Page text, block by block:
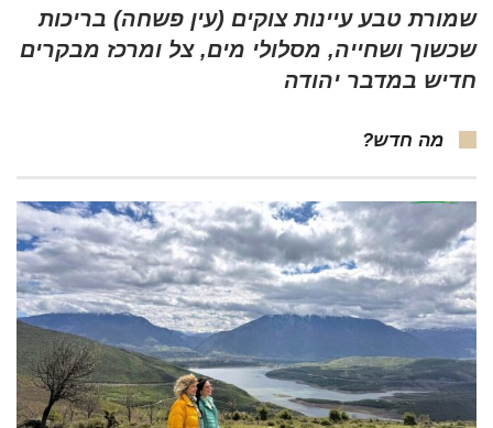
שמורת טבע עיינות צוקים (עין פשחה) בריכות
שכשוך ושחייה, מסלולי מים, צל ומרכז מבקרים
חדיש במדבר יהודה
מה חדש?